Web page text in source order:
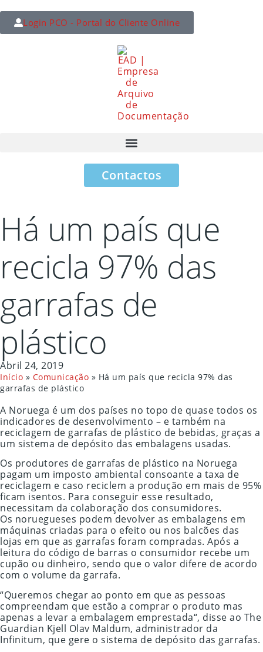
Login PCO - Portal do Cliente Online
Contactos
Há um país que
recicla 97% das
garrafas de
plástico
Abril 24, 2019
Início » Comunicação » Há um país que recicla 97% das
garrafas de plástico
A Noruega é um dos países no topo de quase todos os
indicadores de desenvolvimento – e também na
reciclagem de garrafas de plástico de bebidas, graças a
um sistema de depósito das embalagens usadas.
Os produtores de garrafas de plástico na Noruega
pagam um imposto ambiental consoante a taxa de
reciclagem e caso reciclem a produção em mais de 95%
ficam isentos. Para conseguir esse resultado,
necessitam da colaboração dos consumidores.
Os noruegueses podem devolver as embalagens em
máquinas criadas para o efeito ou nos balcões das
lojas em que as garrafas foram compradas. Após a
leitura do código de barras o consumidor recebe um
cupão ou dinheiro, sendo que o valor difere de acordo
com o volume da garrafa.
“Queremos chegar ao ponto em que as pessoas
compreendam que estão a comprar o produto mas
apenas a levar a embalagem emprestada“, disse ao The
Guardian Kjell Olav Maldum, administrador da
Infinitum, que gere o sistema de depósito das garrafas.